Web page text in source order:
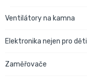
Ventilátory na kamna
Elektronika nejen pro děti
Zaměřovače